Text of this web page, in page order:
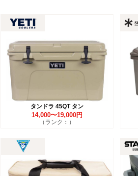
タンドラ 45QT タン
14,000〜19,000円
（ランク：）